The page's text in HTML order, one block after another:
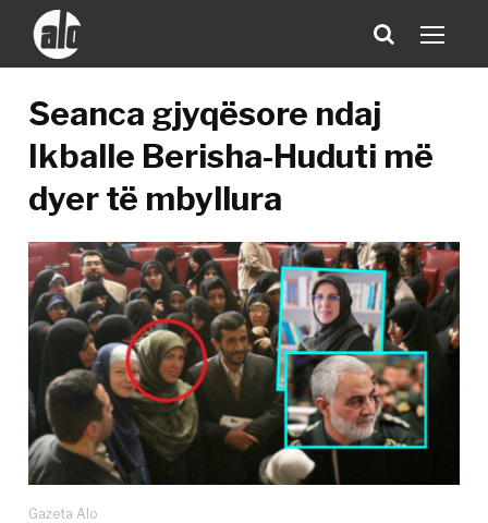
Seanca gjyqësore ndaj
Ikballe Berisha-Huduti më
dyer të mbyllura
Gazeta Alo